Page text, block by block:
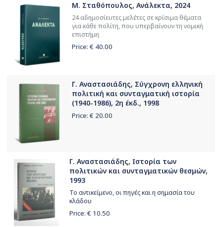
Μ. Σταθόπουλος, Ανάλεκτα, 2024
24 αδημοσίευτες μελέτες σε κρίσιμα θέματα
για κάθε πολίτη, που υπερβαίνουν τη νομική
επιστήμη
Price: € 40.00
Γ. Αναστασιάδης, Σύγχρονη ελληνική
πολιτική και συνταγματική ιστορία
(1940-1986), 2η έκδ., 1998
Price: € 20.00
Γ. Αναστασιάδης, Ιστορία των
πολιτικών και συνταγματικών θεσμών,
1993
Το αντικείμενο, οι πηγές και η σημασία του
κλάδου
Price: € 10.50